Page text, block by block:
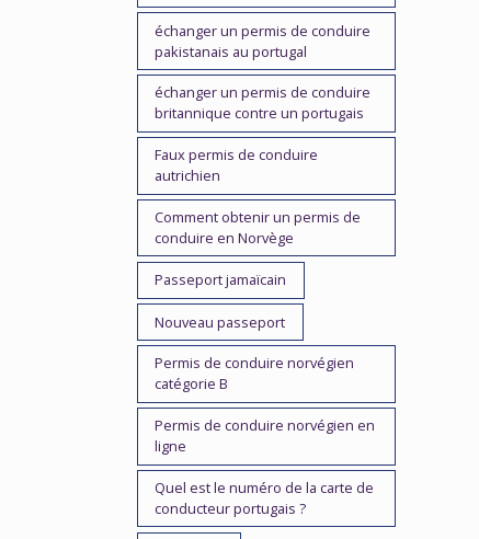
échanger un permis de conduire
pakistanais au portugal
échanger un permis de conduire
britannique contre un portugais
Faux permis de conduire
autrichien
Comment obtenir un permis de
conduire en Norvège
Passeport jamaïcain
Nouveau passeport
Permis de conduire norvégien
catégorie B
Permis de conduire norvégien en
ligne
Quel est le numéro de la carte de
conducteur portugais ?